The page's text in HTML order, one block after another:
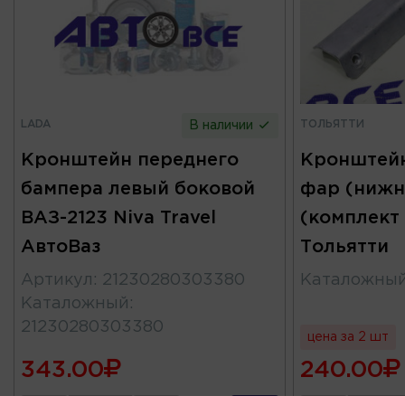
LADA В наличии
Кронштейн переднего
бампера левый боковой
ВАЗ-2123 Niva Travel
АвтоВаз
Артикул : 21230280303380
Каталожный :
21230280303380
343.00
ТОЛЬЯТТИ
фар
(комплект
Тольятти
цена за 2 шт
240.00